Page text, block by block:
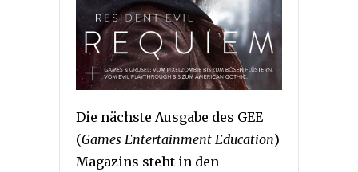
Die nächste Ausgabe des GEE
(Games Entertainment Education)
Magazins steht in den